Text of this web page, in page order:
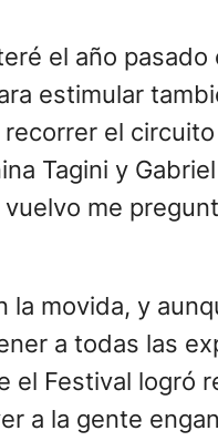
el año pasado
estimular
el
Tagini y
me
movida, y
a todas las
el Festival logró
a la gente